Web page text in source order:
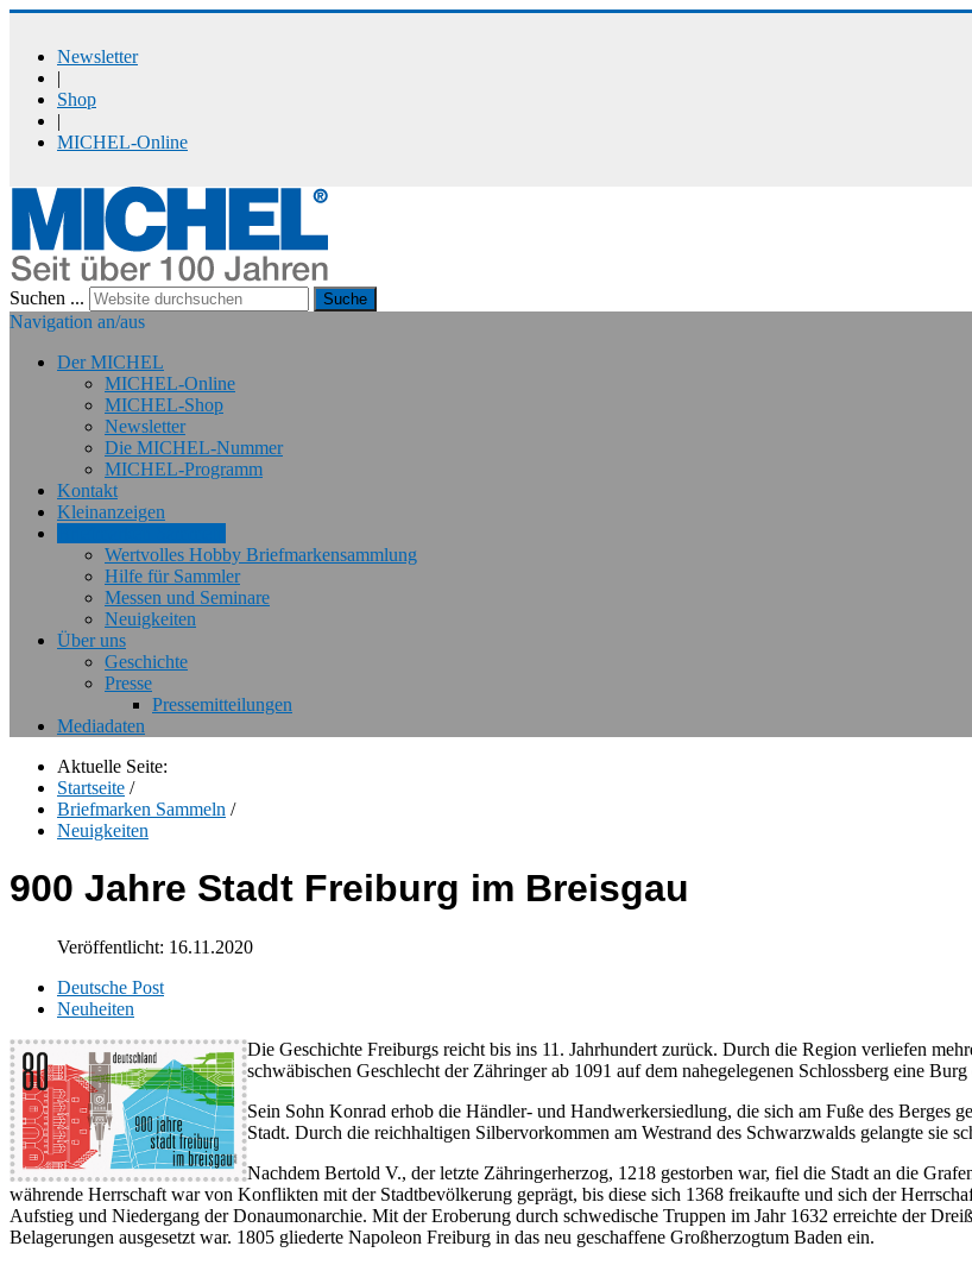
Newsletter
|
Shop
|
MICHEL-Online
Suchen ... Suche
Navigation an/aus
Der MICHEL
MICHEL-Online
MICHEL-Shop
Newsletter
Die MICHEL-Nummer
MICHEL-Programm
Kontakt
Kleinanzeigen
Wertvolles Hobby Briefmarkensammlung
Hilfe für Sammler
Messen und Seminare
Neuigkeiten
Über uns
Geschichte
Presse
Pressemitteilungen
Mediadaten
Aktuelle Seite:
Startseite /
Briefmarken Sammeln /
Neuigkeiten
900 Jahre Stadt Freiburg im Breisgau
Veröffentlicht: 16.11.2020
Deutsche Post
Neuheiten
Die Geschichte Freiburgs reicht bis ins 11. Jahrhundert zurück. Durch die Region verliefen
schwäbischen Geschlecht der Zähringer ab 1091 auf dem nahegelegenen Schlossberg eine Burg
Sein Sohn Konrad erhob die Händler- und Handwerkersiedlung, die sich am Fuße des Berges
Stadt. Durch die reichhaltigen Silbervorkommen am Westrand des Schwarzwalds gelangte sie
Nachdem Bertold V., der letzte Zähringerherzog, 1218 gestorben war, fiel die Stadt an die
währende Herrschaft war von Konflikten mit der Stadtbevölkerung geprägt, bis diese sich 1368 freikaufte und sich der
Aufstieg und Niedergang der Donaumonarchie. Mit der Eroberung durch schwedische Truppen im Jahr 1632 erreichte der
Belagerungen ausgesetzt war. 1805 gliederte Napoleon Freiburg in das neu geschaffene Großherzogtum Baden ein.